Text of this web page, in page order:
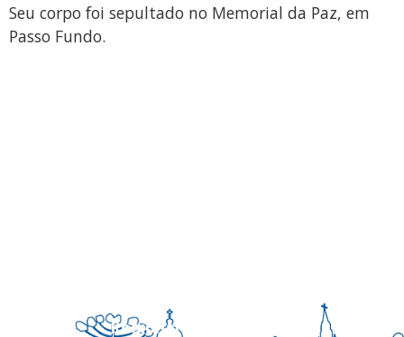
Seu corpo foi sepultado no Memorial da Paz, em
Passo Fundo.
Regional Sul 3 da CNBB